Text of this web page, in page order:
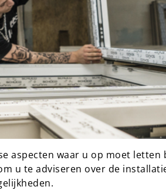
aspecten waar u op moet
u te adviseren over de